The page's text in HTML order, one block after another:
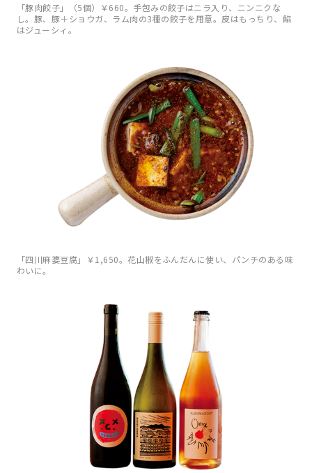
「豚肉餃子」（5個）￥660。手包みの餃子はニラ入り、ニンニクな
し。豚、豚＋ショウガ、ラム肉の3種の餃子を用意。皮はもっちり、餡
はジューシィ。
「四川麻婆豆腐」￥1,650。花山椒をふんだんに使い、パンチのある味
わいに。